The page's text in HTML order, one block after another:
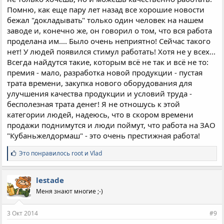
Помню, как еще пару лет назад все хорошие новости
бежал "докладывать" только один человек на нашем
заводе и, конечно же, он говорил о том, что вся работа
проделана им.... Было очень неприятно! Сейчас такого
нет! У людей появился стимул работать! Хотя не у всех...
Всегда найдутся такие, которым всё не так и всё не то:
премия - мало, разработка новой продукции - пустая
трата времени, закупка нового оборудования для
улучшения качества продукции и условий труда -
бесполезная трата денег! Я не отношусь к этой
категории людей, надеюсь, что в скором времени
продажи поднимутся и люди поймут, что работа на ЗАО
"Кубаньжелдормаш" - это очень престижная работа!
С
и
м
п
а
т
и
:
Это понравилось root иVlad
lestade
Меня знают многие ;-)
3 Окт 2014 #9